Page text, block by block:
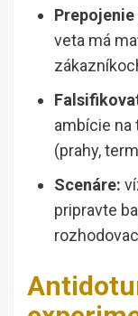
veta má
ambície na
(prahy,
Scenáre:
pripravte